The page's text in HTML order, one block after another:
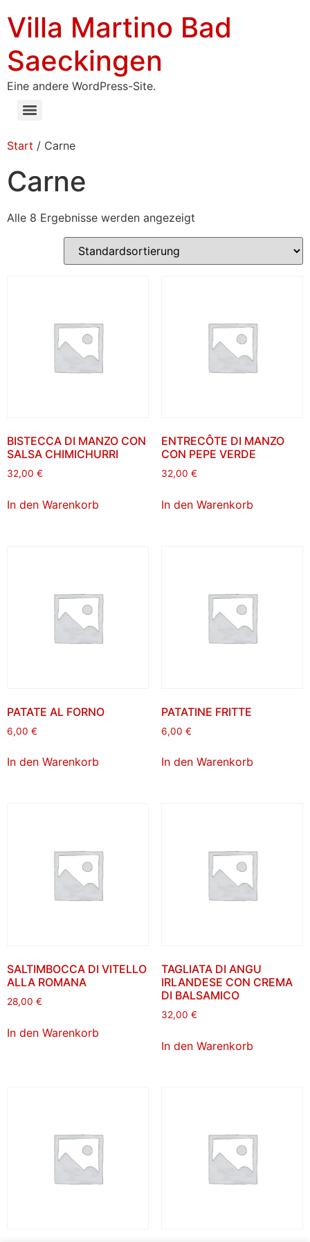
Villa Martino Bad
Saeckingen
Eine andere WordPress-Site.
Start / Carne
Carne
Alle 8 Ergebnisse werden angezeigt
BISTECCA DI MANZO CON
SALSA CHIMICHURRI
32,00 €
In den Warenkorb
ENTRECÔTE DI MANZO
CON PEPE VERDE
32,00 €
In den Warenkorb
PATATE AL FORNO
6,00 €
In den Warenkorb
PATATINE FRITTE
6,00 €
In den Warenkorb
SALTIMBOCCA DI VITELLO
ALLA ROMANA
28,00 €
In den Warenkorb
TAGLIATA DI ANGU
IRLANDESE CON CREMA
DI BALSAMICO
32,00 €
In den Warenkorb